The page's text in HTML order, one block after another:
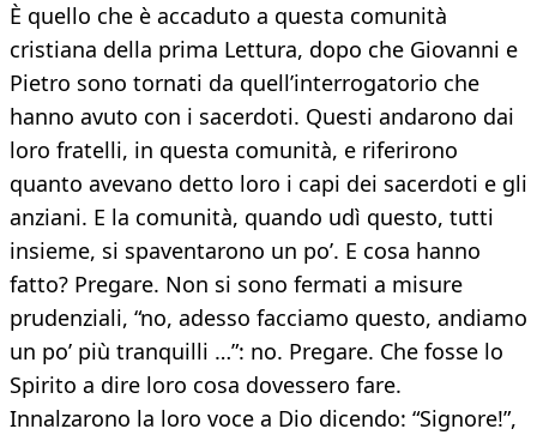
È quello che è accaduto a questa comunità
cristiana della prima Lettura, dopo che Giovanni e
Pietro sono tornati da quell’interrogatorio che
hanno avuto con i sacerdoti. Questi andarono dai
loro fratelli, in questa comunità, e riferirono
quanto avevano detto loro i capi dei sacerdoti e gli
anziani. E la comunità, quando udì questo, tutti
insieme, si spaventarono un po’. E cosa hanno
fatto? Pregare. Non si sono fermati a misure
prudenziali, “no, adesso facciamo questo, andiamo
un po’ più tranquilli …”: no. Pregare. Che fosse lo
Spirito a dire loro cosa dovessero fare.
Innalzarono la loro voce a Dio dicendo: “Signore!”,